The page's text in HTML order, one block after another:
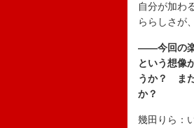
自分が加わ
ららしさが
――今回の楽
という想像
うか？ ま
か？
幾田りら：